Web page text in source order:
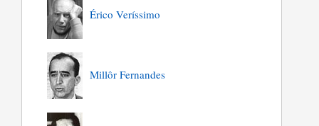
Érico Veríssimo
Millôr Fernandes